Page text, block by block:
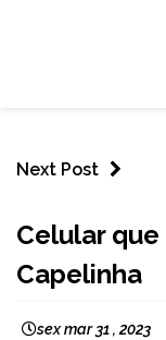
Next Post
NOTÍCIAS
Celular
Capelinha
sex mar 31 , 2023